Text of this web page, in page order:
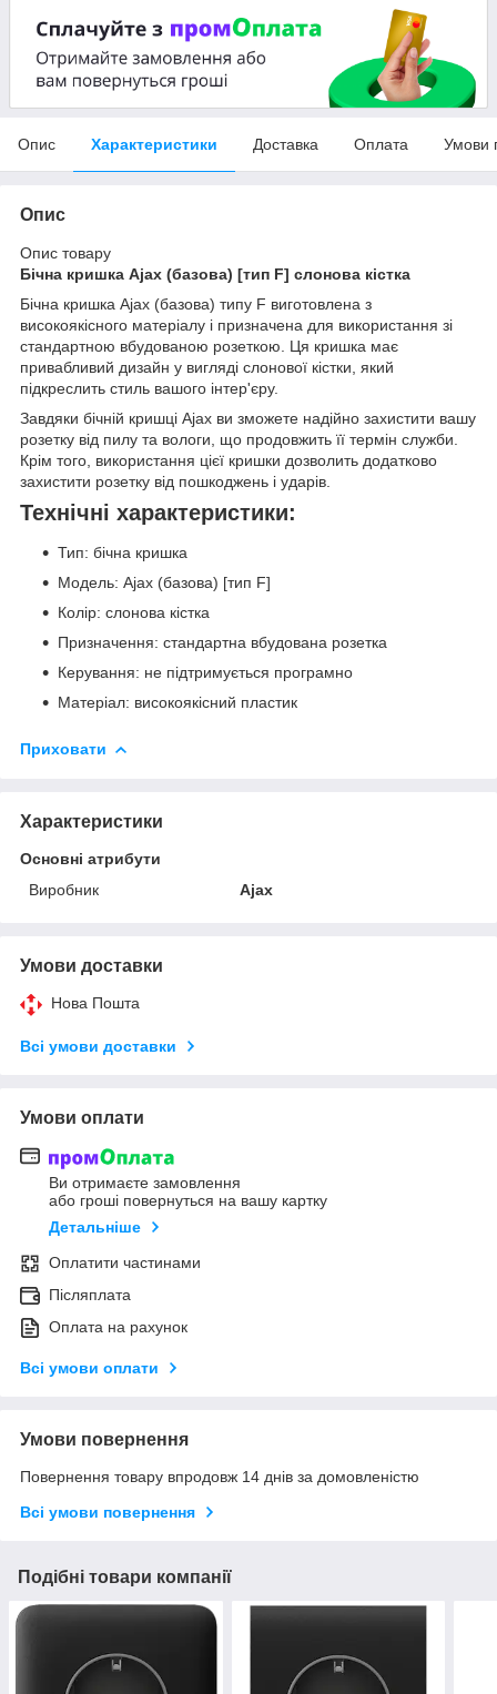
Опис Характеристики Доставка Оплата Умови
Опис
Опис товару
Бічна кришка Ajax (базова) [тип F] слонова кістка
Бічна кришка Ajax (базова) типу F виготовлена з
високоякісного матеріалу і призначена для використання зі
стандартною вбудованою розеткою. Ця кришка має
привабливий дизайн у вигляді слонової кістки, який
підкреслить стиль вашого інтер'єру.
Завдяки бічній кришці Ajax ви зможете надійно захистити вашу
розетку від пилу та вологи, що продовжить її термін служби.
Крім того, використання цієї кришки дозволить додатково
захистити розетку від пошкоджень і ударів.
Технічні характеристики:
Тип: бічна кришка
Модель: Ajax (базова) [тип F]
Колір: слонова кістка
Призначення: стандартна вбудована розетка
Керування: не підтримується програмно
Матеріал: високоякісний пластик
Приховати
Характеристики
Основні атрибути
Виробник
Ajax
Умови доставки
Нова Пошта
Всі умови доставки
Умови оплати
Ви отримаєте замовлення
або гроші повернуться на вашу картку
Детальніше
Оплатити частинами
Післяплата
Оплата на рахунок
Всі умови оплати
Умови повернення
Повернення товару впродовж 14 днів за домовленістю
Всі умови повернення
Подібні товари компанії